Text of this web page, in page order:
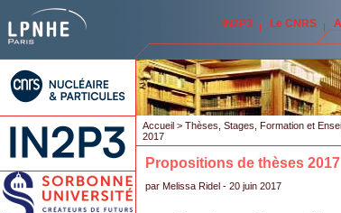
IN2P3 Le CNRS
Accueil > Thèses, Stages, Formation et
2017
Propositions de thèses 2017
par Melissa Ridel - 20 juin 2017